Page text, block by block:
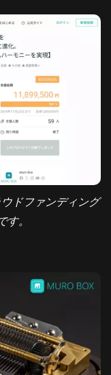
ドファンディング
す。